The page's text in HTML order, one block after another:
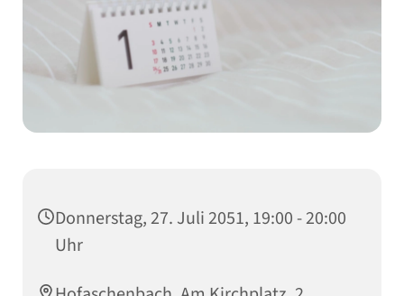
Donnerstag, 27. Juli 2051, 19:00 - 20:00
Uhr